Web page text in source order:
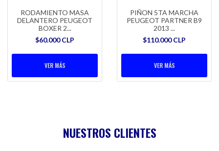
RODAMIENTO MASA
DELANTERO PEUGEOT
BOXER 2...
$60.000 CLP
VER MÁS
PIÑON 5TA MARCHA
PEUGEOT PARTNER B9
2013 ...
$110.000 CLP
VER MÁS
NUESTROS CLIENTES